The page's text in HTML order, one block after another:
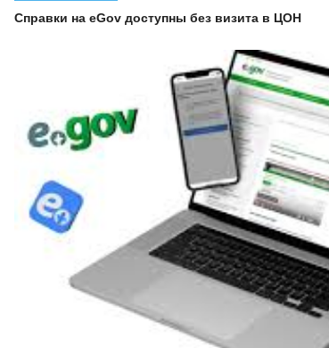
Справки на eGov доступны без визита в ЦОН